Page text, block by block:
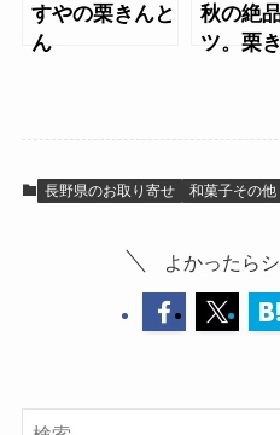
すやの栗きんと
ん
秋の絶
ツ。栗
長野県のお取り寄せ 和菓子その他
よかったら